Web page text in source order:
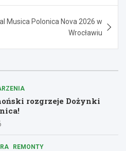
Musica Polonica Nova 2026 w
Wrocławiu
rozgrzeje Dożynki
REMONTY